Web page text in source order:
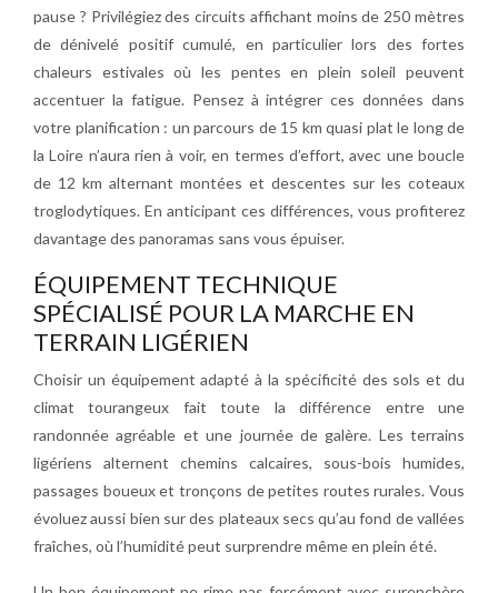
pause ? Privilégiez des circuits affichant moins de 250 mètres
de dénivelé positif cumulé, en particulier lors des fortes
chaleurs estivales où les pentes en plein soleil peuvent
accentuer la fatigue. Pensez à intégrer ces données dans
votre planification : un parcours de 15 km quasi plat le long de
la Loire n’aura rien à voir, en termes d’effort, avec une boucle
de 12 km alternant montées et descentes sur les coteaux
troglodytiques. En anticipant ces différences, vous profiterez
davantage des panoramas sans vous épuiser.
ÉQUIPEMENT TECHNIQUE
SPÉCIALISÉ POUR LA MARCHE EN
TERRAIN LIGÉRIEN
Choisir un équipement adapté à la spécificité des sols et du
climat tourangeux fait toute la différence entre une
randonnée agréable et une journée de galère. Les terrains
ligériens alternent chemins calcaires, sous-bois humides,
passages boueux et tronçons de petites routes rurales. Vous
évoluez aussi bien sur des plateaux secs qu’au fond de vallées
fraîches, où l’humidité peut surprendre même en plein été.